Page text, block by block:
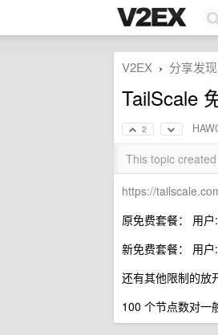
V2EX › 分享发现
TailScale
2
This topic
https://
原免费套餐： 用
新免费套餐： 用
还有其他限制的放
100 个节点数对一